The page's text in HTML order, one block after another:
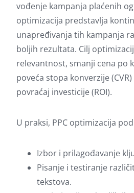
vođenje kampanja plaćenih
optimizacija predstavlja
unapređivanja tih kampanja
boljih rezultata. Cilj
relevantnost, smanji cena po
poveća stopa konverzije
povraćaj investicije (ROI).
U praksi, PPC optimizacija
Izbor i prilagođavanje
Pisanje i testiranje
tekstova.